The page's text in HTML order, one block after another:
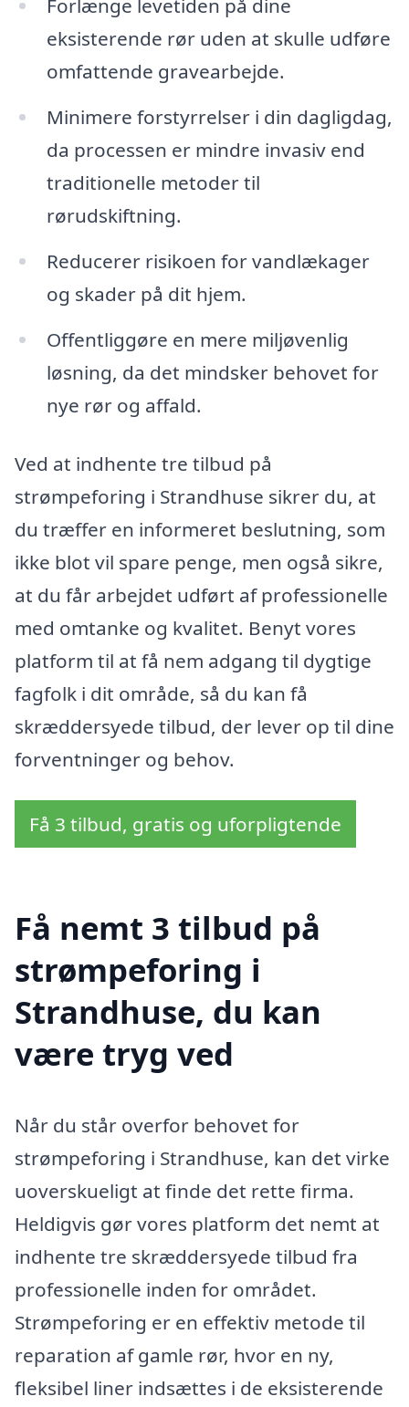
Forlænge levetiden på dine
eksisterende rør uden at skulle udføre
omfattende gravearbejde.
Minimere forstyrrelser i din dagligdag,
da processen er mindre invasiv end
traditionelle metoder til
rørudskiftning.
Reducerer risikoen for vandlækager
og skader på dit hjem.
Offentliggøre en mere miljøvenlig
løsning, da det mindsker behovet for
nye rør og affald.
Ved at indhente tre tilbud på
strømpeforing i Strandhuse sikrer du, at
du træffer en informeret beslutning, som
ikke blot vil spare penge, men også sikre,
at du får arbejdet udført af professionelle
med omtanke og kvalitet. Benyt vores
platform til at få nem adgang til dygtige
fagfolk i dit område, så du kan få
skræddersyede tilbud, der lever op til dine
forventninger og behov.
Få 3 tilbud, gratis og uforpligtende
Få nemt 3 tilbud på
strømpeforing i
Strandhuse, du kan
være tryg ved
Når du står overfor behovet for
strømpeforing i Strandhuse, kan det virke
uoverskueligt at finde det rette firma.
Heldigvis gør vores platform det nemt at
indhente tre skræddersyede tilbud fra
professionelle inden for området.
Strømpeforing er en effektiv metode til
reparation af gamle rør, hvor en ny,
fleksibel liner indsættes i de eksisterende